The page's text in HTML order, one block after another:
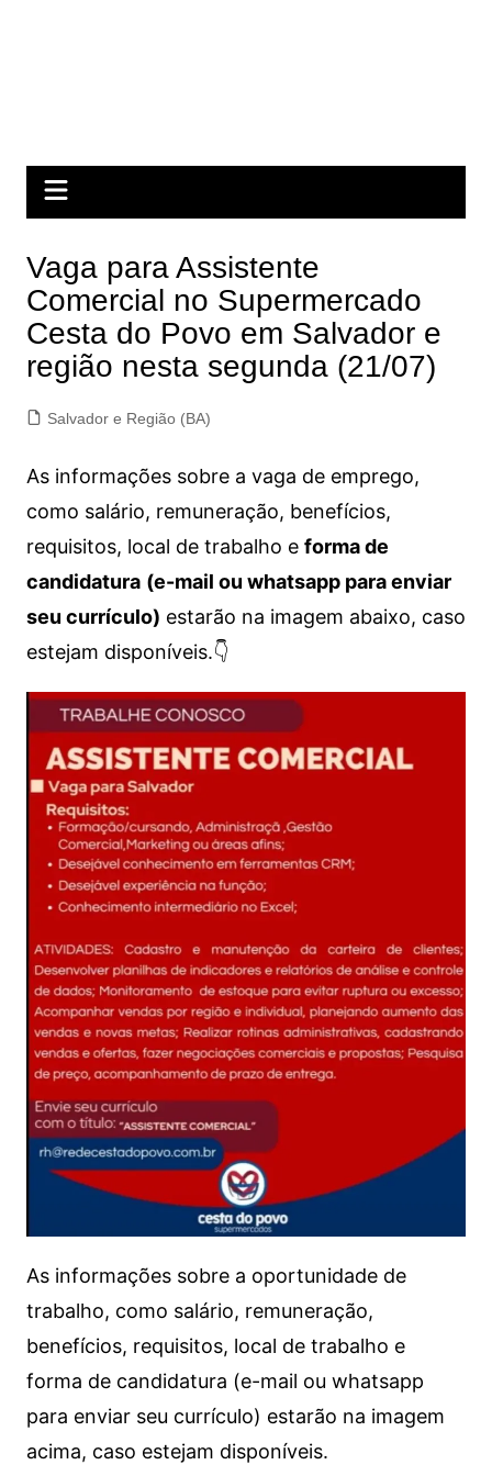
Vaga para Assistente
Comercial no Supermercado
Cesta do Povo em Salvador e
região nesta segunda (21/07)
Salvador e Região (BA)
As informações sobre a vaga de emprego,
como salário, remuneração, benefícios,
requisitos, local de trabalho e forma de
candidatura (e-mail ou whatsapp para enviar
seu currículo) estarão na imagem abaixo, caso
estejam disponíveis.👇
As informações sobre a oportunidade de
trabalho, como salário, remuneração,
benefícios, requisitos, local de trabalho e
forma de candidatura (e-mail ou whatsapp
para enviar seu currículo) estarão na imagem
acima, caso estejam disponíveis.